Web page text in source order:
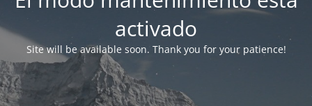
activado
Site will be available soon. Thank you for your patience!